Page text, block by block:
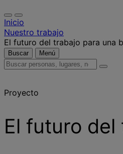
Inicio
Nuestro trabajo
El futuro del trabajo para una
Buscar Menú
Buscar
noticias
Proyecto
El futuro